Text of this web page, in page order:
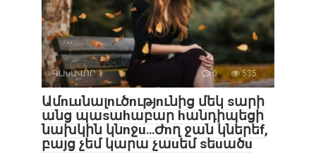
ԳԼԽԱՎՈՐ 0 535
Ամnւuնալnւծnւթյnւնից մեկ sարի
անց պաsաhաբար hանդիպեցի
նախկին կնnջu․․․Ժnղ ջան կներեf,
բայց չեմ կարա չաuեմ sեuածu